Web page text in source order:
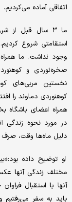
اتفاقی آماده می‌کردیم.
ما ۳ سال قبل
استقامتی شروع
وجود نداشت. ما
نخستین مربی‌های
کوهنوردی دماوند را
همراه اعضای باشگاه
در مورد نحوه زندگی
دلیل ماه‌ها وقت، صرف
او توضیح داده
مختلف زندگی آنها
آنها با استقبال
باید به سفر می‌رفتیم